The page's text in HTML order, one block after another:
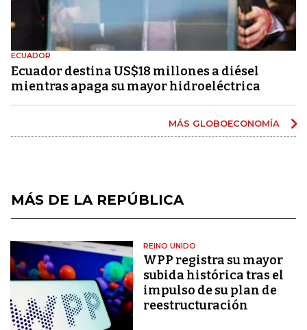
ECUADOR
Ecuador destina US$18 millones a diésel
mientras apaga su mayor hidroeléctrica
MÁS GLOBOECONOMÍA
MÁS DE LA REPÚBLICA
REINO UNIDO
WPP registra su mayor
subida histórica tras el
impulso de su plan de
reestructuración